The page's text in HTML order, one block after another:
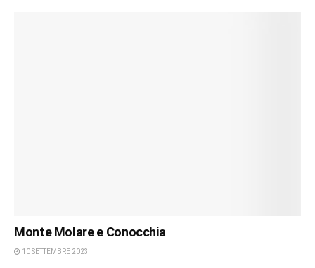
Monte Molare e Conocchia
10 SETTEMBRE 2023